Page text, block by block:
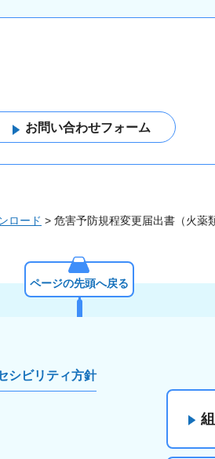
ロード > 危害予防規程変更届出書（火薬
ページの先頭へ戻る
シビリティ方針